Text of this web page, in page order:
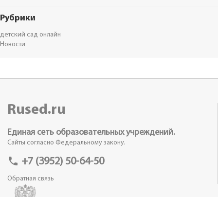
Рубрики
детский сад онлайн
Новости
Rused.ru
Единая сеть образовательных учреждений.
Сайты согласно Федеральному закону.
phone +7 (3952) 50-64-50
Обратная связь